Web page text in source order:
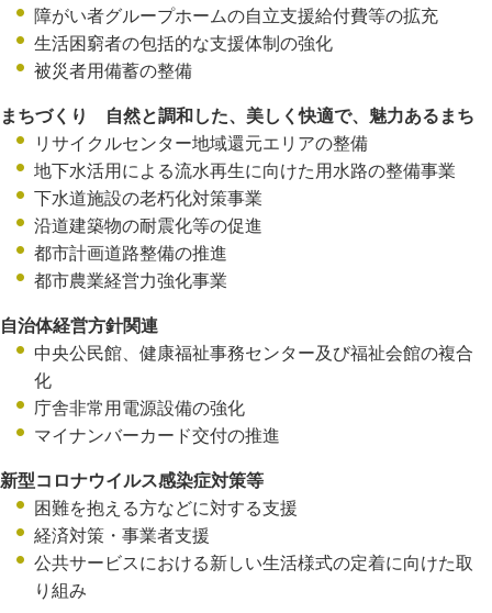
障がい者グループホームの自立支援給付費等の拡充
生活困窮者の包括的な支援体制の強化
被災者用備蓄の整備
まちづくり 自然と調和した、美しく快適で、魅力あるまち
リサイクルセンター地域還元エリアの整備
地下水活用による流水再生に向けた用水路の整備事業
下水道施設の老朽化対策事業
沿道建築物の耐震化等の促進
都市計画道路整備の推進
都市農業経営力強化事業
自治体経営方針関連
中央公民館、健康福祉事務センター及び福祉会館の複合
化
庁舎非常用電源設備の強化
マイナンバーカード交付の推進
新型コロナウイルス感染症対策等
困難を抱える方などに対する支援
経済対策・事業者支援
公共サービスにおける新しい生活様式の定着に向けた取
り組み